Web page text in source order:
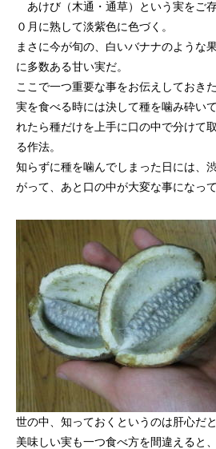
あけび（木通・通草）という実をご
０月に熟して淡紫色に色づく。
まさに今が旬の、白いバナナのような
に多数ある甘い実だ。
ここで一つ重要な事をお伝えしておきた
実を食べる時には決して種を噛み砕い
れたら種だけを上手に口の中で分けて
る作法。
知らずに種を噛んでしまった日には、
がって、あと口の中が大変な事になって
世の中、知っておくというのは肝心だ
美味しい実も一つ食べ方を間違えると